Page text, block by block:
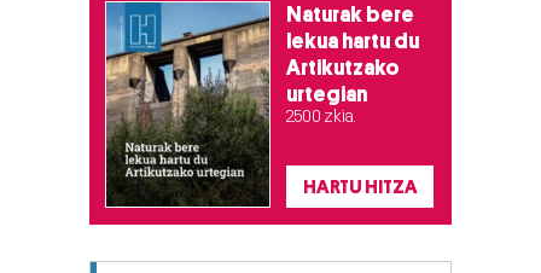
Naturak bere
lekua hartu du
Artikutzako
urtegian
2.500 zkia.
HARTU HITZA